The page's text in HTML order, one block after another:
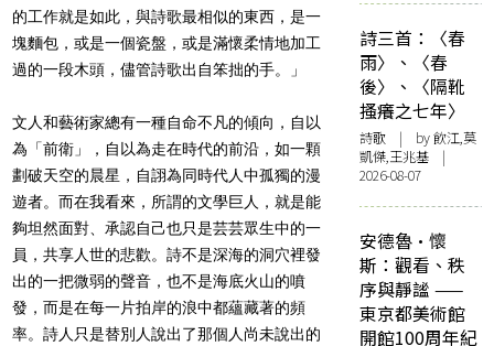
的工作就是如此，與詩歌最相似的東西，是一
塊麵包，或是一個瓷盤，或是滿懷柔情地加工
過的一段木頭，儘管詩歌出自笨拙的手。」
文人和藝術家總有一種自命不凡的傾向，自以
為「前衛」，自以為走在時代的前沿，如一顆
劃破天空的晨星，自詡為同時代人中孤獨的漫
遊者。而在我看來，所謂的文學巨人，就是能
夠坦然面對、承認自己也只是芸芸眾生中的一
員，共享人世的悲歡。詩不是深海的洞穴裡發
出的一把微弱的聲音，也不是海底火山的噴
發，而是在每一片拍岸的浪中都蘊藏著的頻
率。詩人只是替別人說出了那個人尚未說出的
詩三首：〈春
雨〉、〈春
後〉、〈隔靴
搔癢之七年〉
詩歌 | by 飲江,莫
凱傑,王兆基 |
2026-08-07
安德魯·懷
斯：觀看、秩
序與靜謐 ——
東京都美術館
開館100周年紀